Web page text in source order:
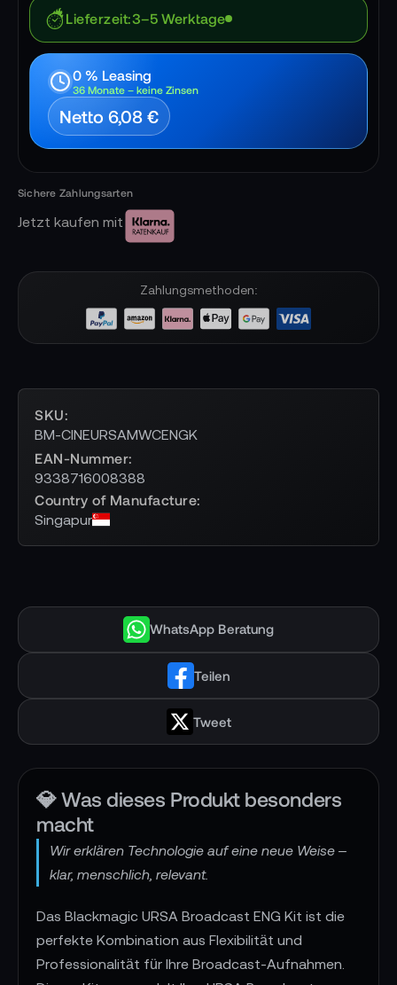
Lieferzeit 3–5 Werktage
0 % Leasing
36 Monate – keine Zinsen
Netto 6,08 €
Jetzt kaufen mit
Zahlungsmethoden:
SKU
BM-CINEURSAMWCENGK
EAN-Nummer
9338716008388
Country of Manufacture
Singapur
WhatsApp Beratung
Teilen
Tweet
💎 Was dieses Produkt besonders
macht
Wir erklären Technologie auf eine neue Weise –
klar, menschlich, relevant.
Das Blackmagic URSA Broadcast ENG Kit ist die
perfekte Kombination aus Flexibilität und
Professionalität für Ihre Broadcast-Aufnahmen.